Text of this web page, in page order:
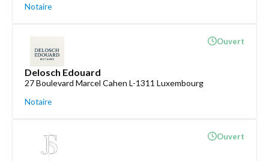
Notaire
Delosch Edouard
27 Boulevard Marcel Cahen L-1311 Luxembourg
Notaire
Ouvert
Ouvert